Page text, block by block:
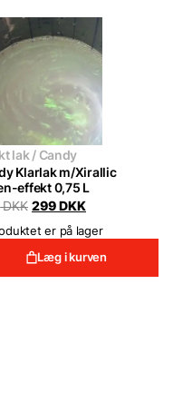
lak / Candy
Klarlak m/Xirallic
effekt 0,75 L
DKK Original
was:
299DKKCurrent
is:
er på lager
Læg i kurven